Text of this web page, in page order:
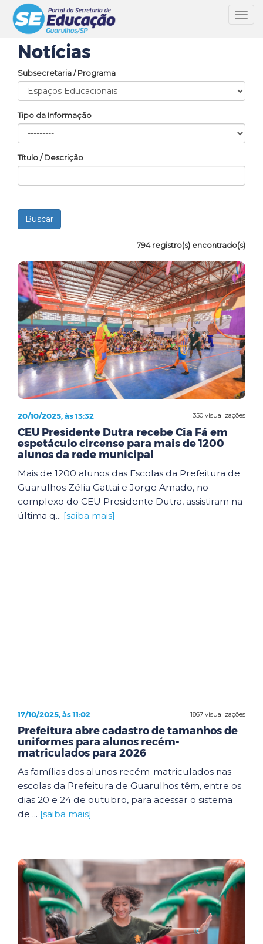
Notícias
Subsecretaria / Programa
Tipo da Informação
Título / Descrição
794 registro(s) encontrado(s)
350 visualizações
20/10/2025, às 13:32
CEU Presidente Dutra recebe Cia Fá em
espetáculo circense para mais de 1200
alunos da rede municipal
Mais de 1200 alunos das Escolas da Prefeitura de
Guarulhos Zélia Gattai e Jorge Amado, no
complexo do CEU Presidente Dutra, assistiram na
última q... [saiba mais]
1867 visualizações
17/10/2025, às 11:02
Prefeitura abre cadastro de tamanhos de
uniformes para alunos recém-
matriculados para 2026
As famílias dos alunos recém-matriculados nas
escolas da Prefeitura de Guarulhos têm, entre os
dias 20 e 24 de outubro, para acessar o sistema
de ... [saiba mais]